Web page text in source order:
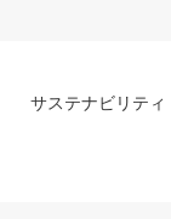
サステナビリティ